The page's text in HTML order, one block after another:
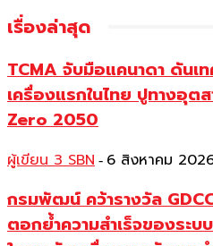
เรื่องล่าสุด
TCMA จับมือแคนาดา ดันเ
เครื่องแรกในไทย ปูทางอุ
Zero 2050
ผู้เขียน 3 SBN - 6 สิงหาคม
กรมพัฒน์ คว้ารางวัล
ตอกย้ำความสำเร็จของระ